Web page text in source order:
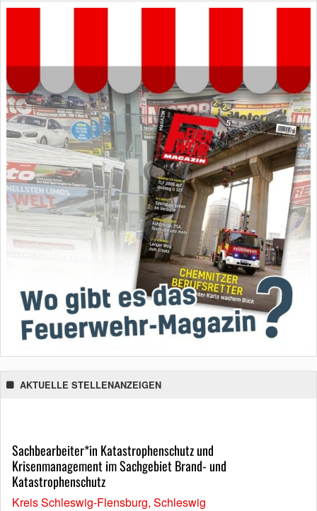
AKTUELLE STELLENANZEIGEN
Sachbearbeiter*in Katastrophenschutz und
Krisenmanagement im Sachgebiet Brand- und
Katastrophenschutz
Kreis Schleswig-Flensburg, Schleswig